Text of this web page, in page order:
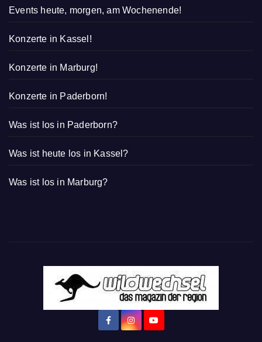
Events heute, morgen, am Wochenende!
Konzerte in Kassel!
Konzerte in Marburg!
Konzerte in Paderborn!
Was ist los in Paderborn?
Was ist heute los in Kassel?
Was ist los in Marburg?